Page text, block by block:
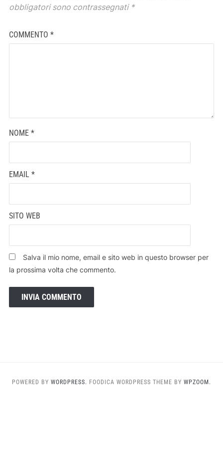
obbligatori sono contrassegnati *
COMMENTO *
NOME *
EMAIL *
SITO WEB
Salva il mio nome, email e sito web in questo browser per
la prossima volta che commento.
POWERED BY WORDPRESS. FOODICA WORDPRESS THEME BY WPZOOM.